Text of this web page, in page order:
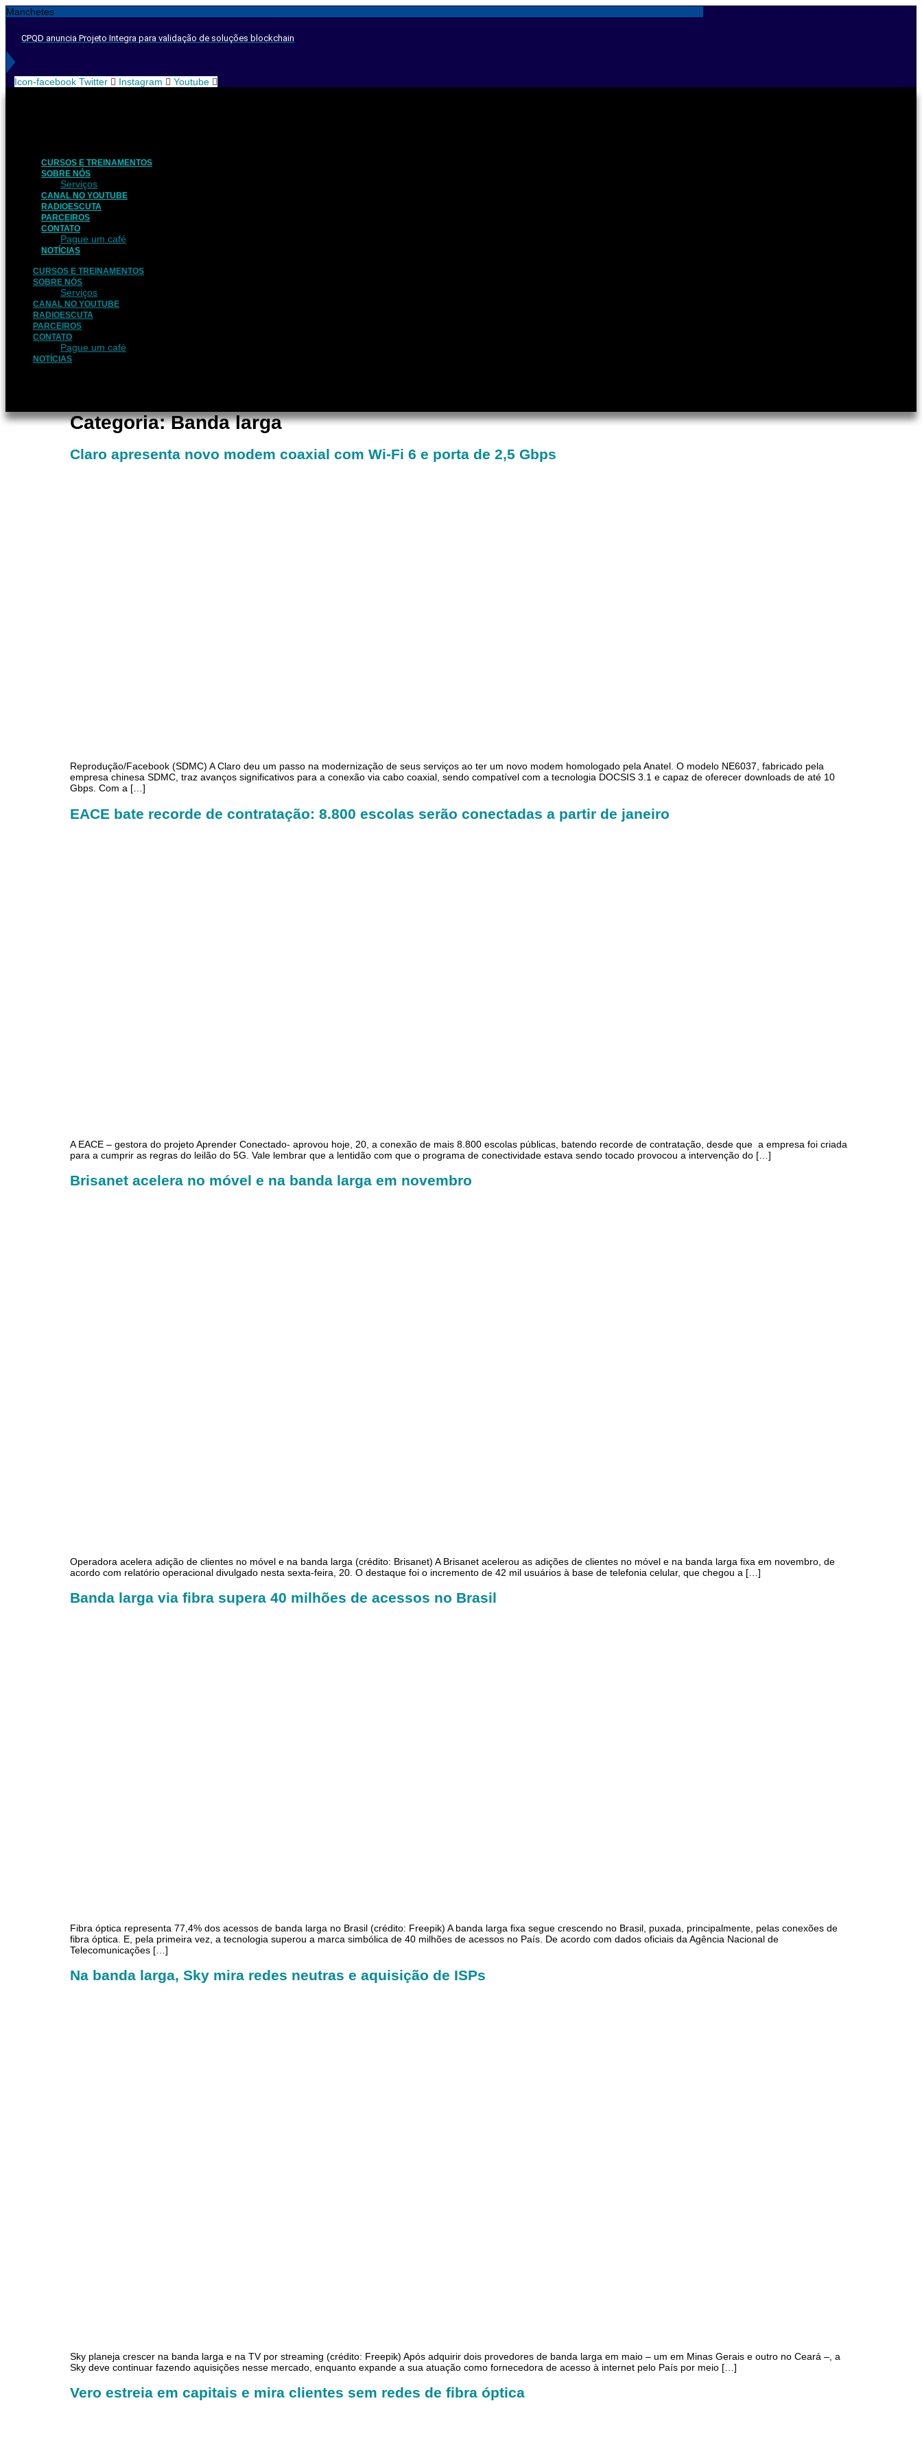
Ir
conteúdo
Manchetes
CPQD anuncia Projeto Integra para validação de soluções blockchain
Icon-facebook Twitter Instagram Youtube
CURSOS E TREINAMENTOS
SOBRE NÓS
Serviços
CANAL NO YOUTUBE
RADIOESCUTA
PARCEIROS
CONTATO
Pague um café
NOTÍCIAS
CURSOS E TREINAMENTOS
SOBRE NÓS
Serviços
CANAL NO YOUTUBE
RADIOESCUTA
PARCEIROS
CONTATO
Pague um café
NOTÍCIAS
Categoria:Banda larga
Claro apresenta novo modem coaxial com Wi-Fi 6 e porta de 2,5 Gbps
Reprodução/Facebook (SDMC) A Claro deu um passo na modernização de seus serviços ao ter um novo modem homologado pela Anatel. O modelo NE6037, fabricado pela
empresa chinesa SDMC, traz avanços significativos para a conexão via cabo coaxial, sendo compatível com a tecnologia DOCSIS 3.1 e capaz de oferecer downloads de até 10
Gbps. Com a […]
EACE bate recorde de contratação: 8.800 escolas serão conectadas a partir de janeiro
A EACE – gestora do projeto Aprender Conectado- aprovou hoje, 20, a conexão de mais 8.800 escolas públicas, batendo recorde de contratação, desde que a empresa foi criada
para a cumprir as regras do leilão do 5G. Vale lembrar que a lentidão com que o programa de conectividade estava sendo tocado provocou a intervenção do […]
Brisanet acelera no móvel e na banda larga em novembro
Operadora acelera adição de clientes no móvel e na banda larga (crédito: Brisanet) A Brisanet acelerou as adições de clientes no móvel e na banda larga fixa em novembro, de
acordo com relatório operacional divulgado nesta sexta-feira, 20. O destaque foi o incremento de 42 mil usuários à base de telefonia celular, que chegou a […]
Banda larga via fibra supera 40 milhões de acessos no Brasil
Fibra óptica representa 77,4% dos acessos de banda larga no Brasil (crédito: Freepik) A banda larga fixa segue crescendo no Brasil, puxada, principalmente, pelas conexões de
fibra óptica. E, pela primeira vez, a tecnologia superou a marca simbólica de 40 milhões de acessos no País. De acordo com dados oficiais da Agência Nacional de
Telecomunicações […]
Na banda larga, Sky mira redes neutras e aquisição de ISPs
Sky planeja crescer na banda larga e na TV por streaming (crédito: Freepik) Após adquirir dois provedores de banda larga em maio – um em Minas Gerais e outro no Ceará –, a
Sky deve continuar fazendo aquisições nesse mercado, enquanto expande a sua atuação como fornecedora de acesso à internet pelo País por meio […]
Vero estreia em capitais e mira clientes sem redes de fibra óptica